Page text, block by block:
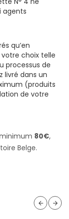
agents
qu’en
votre choix telle
processus de
livré dans un
(produits
de votre
80€,
Belge.